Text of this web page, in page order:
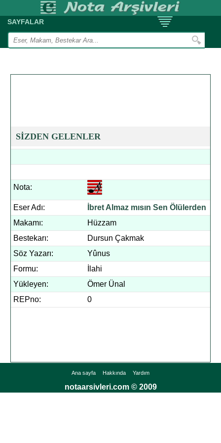
SAYFALAR
SİZDEN GELENLER
Nota:
Eser Adı:
İbret Almaz mısın Sen Ölülerden
Makamı:
Hüzzam
Bestekarı:
Dursun Çakmak
Söz Yazarı:
Yûnus
Formu:
İlahi
Yükleyen:
Ömer Ünal
REPno:
0
Ana sayfa Hakkında Yardım
notaarsivleri.com © 2009